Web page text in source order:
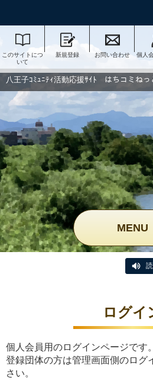
このサイトにつ
いて
新規登録 お問い合わせ
個人
八王子ｺﾐｭﾆﾃｨ活動応援ｻｲﾄ はちコミねっ
MENU
ログイ
個人会員用のログインページです。
登録団体の方は管理画面側のログ
さい。